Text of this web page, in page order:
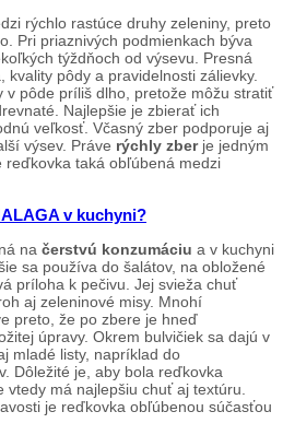
rýchlo rastúce druhy zeleniny, preto
Pri priaznivých podmienkach býva
týždňoch od výsevu. Presná
pôdy a pravidelnosti zálievky.
v pôde príliš dlho, pretože môžu stratiť
Najlepšie je zbierať ich
veľkosť. Včasný zber podporuje aj
výsev. Práve rýchly zberje jedným
reďkovka taká obľúbená medzi
v kuchyni?
na čerstvú konzumáciu a v kuchyni
sa používa do šalátov, na obložené
príloha k pečivu. Jej svieža chuť
aj zeleninové misy. Mnohí
preto, že po zbere je hneď
úpravy. Okrem bulvičiek sa dajú v
mladé listy, napríklad do
Dôležité je, aby bola reďkovka
vtedy má najlepšiu chuť aj textúru.
je reďkovka obľúbenou súčasťou